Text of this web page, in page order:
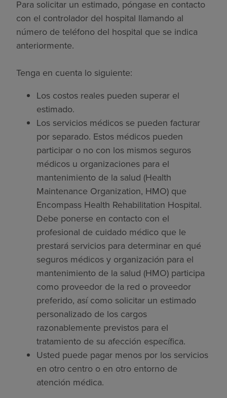
Para solicitar un estimado, póngase en contacto
con el controlador del hospital llamando al
número de teléfono del hospital que se indica
anteriormente.
Tenga en cuenta lo siguiente:
Los costos reales pueden superar el
estimado.
Los servicios médicos se pueden facturar
por separado. Estos médicos pueden
participar o no con los mismos seguros
médicos u organizaciones para el
mantenimiento de la salud (Health
Maintenance Organization, HMO) que
Encompass Health Rehabilitation Hospital.
Debe ponerse en contacto con el
profesional de cuidado médico que le
prestará servicios para determinar en qué
seguros médicos y organización para el
mantenimiento de la salud (HMO) participa
como proveedor de la red o proveedor
preferido, así como solicitar un estimado
personalizado de los cargos
razonablemente previstos para el
tratamiento de su afección específica.
Usted puede pagar menos por los servicios
en otro centro o en otro entorno de
atención médica.